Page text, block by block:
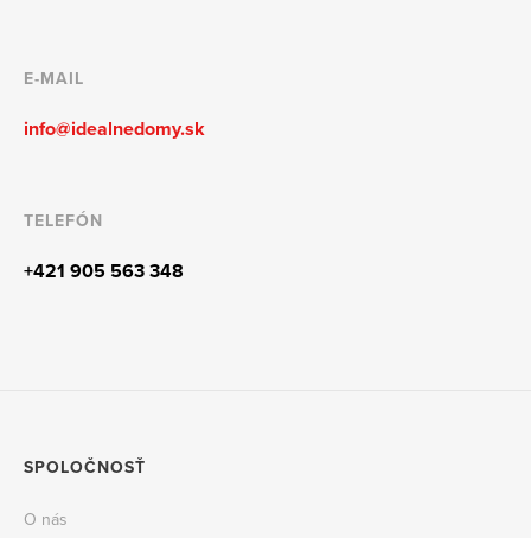
E-MAIL
info@idealnedomy.sk
TELEFÓN
+421 905 563 348
SPOLOČNOSŤ
O nás